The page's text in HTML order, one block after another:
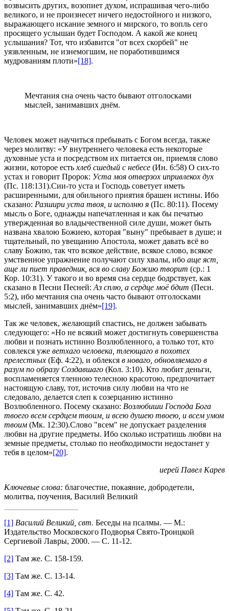
возвысить других, возопиет духом, испрашивая чего-либо
великого, и не произнесет ничего недостойного и низкого,
выражающего искание земного и мирского, то вопль сего
просящего услышан будет Господом. А какой же конец
услышания? Тот, что избавится "от всех скорбей" не
уязвленным, не изнемогшим, не поработившимся
мудрованиям плоти»[18].
Мечтания сна очень часто бывают отголосками
мыслей, занимавших днём.
Человек может научиться пребывать с Богом всегда, также
через молитву: «У внутреннего человека есть некоторые
духовные уста и посредством их питается он, приемля слово
жизни, которое есть хлеб сшедый с небесе (Ин. 6:58) О сих-то
устах и говорит Пророк: Уста моя отверзох ипривлекох дух
(Пс. 118:131).Сии-то уста и Господь советует иметь
расширенными, для обильного приятия брашен истины. Ибо
сказано: Разшири уста твоя, и исполню я (Пс. 80:11). Посему
мысль о Боге, однажды напечатленная и как бы печатью
утвержденная во владычественной силе души, может быть
названа хвалою Божиею, которая "выну" пребывает в душе; и
тщательный, по увещанию Апостола, может давать всё во
славу Божию, так что всякое действие, всякое слово, всякое
умственное упражнение получают силу хвалы, ибо аще яст,
аще ли пиет праведник, вся во славу Божию творит (ср.: 1
Кор. 10:31). У такого и во время сна сердце бодрствует, как
сказано в Песни Песней: Аз сплю, а сердце моё бдит (Песн.
5:2), ибо мечтания сна очень часто бывают отголосками
мыслей, занимавших днём»[19].
Так же человек, желающий спастись, не должен забывать
следующего: «Но не всякий может достигнуть совершенства
любви и познать истинно Возлюбленного, а только тот, кто
совлекся уже ветхаго человека, тлеющаго в похотех
прелестных (Еф. 4:22), и облекся в новаго, обновляемаго в
разум по образу Создавшаго (Кол. 3:10). Кто любит деньги,
воспламеняется тленною телесною красотою, предпочитает
настоящую славу, тот, источив силу любви на что не
следовало, делается слеп к созерцанию истинно
Возлюбленного. Посему сказано: Возлюбиши Господа Бога
твоего всем сердцем твоим, и всею душею твоею, и всем умом
твоим (Мк. 12:30).Слово "всем" не допускает разделения
любви на другие предметы. Ибо сколько истратишь любви на
земные предметы, столько по необходимости недостанет у
тебя в целом»[20].
иерей Павел Карев
Ключевые слова: благочестие, покаяние, добродетели,
молитва, поучения, Василий Великий
[1] Василий Великий, свт. Беседы на псалмы. — М.:
Издательство Московского Подворья Свято-Троицкой
Сергиевой Лавры, 2000. — С. 11-12.
[2] Там же. С. 158-159.
[3] Там же. С. 13-14.
[4] Там же. С. 42.